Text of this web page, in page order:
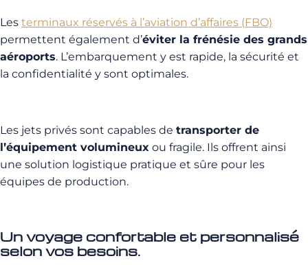
Les terminaux réservés à l’aviation d’affaires (FBO)
permettent également d’éviter la frénésie des grands
aéroports. L’embarquement y est rapide, la sécurité et
la confidentialité y sont optimales.
Les jets privés sont capables de transporter de
l’équipement volumineux ou fragile. Ils offrent ainsi
une solution logistique pratique et sûre pour les
équipes de production.
Un voyage confortable et personnalisé
selon vos besoins.